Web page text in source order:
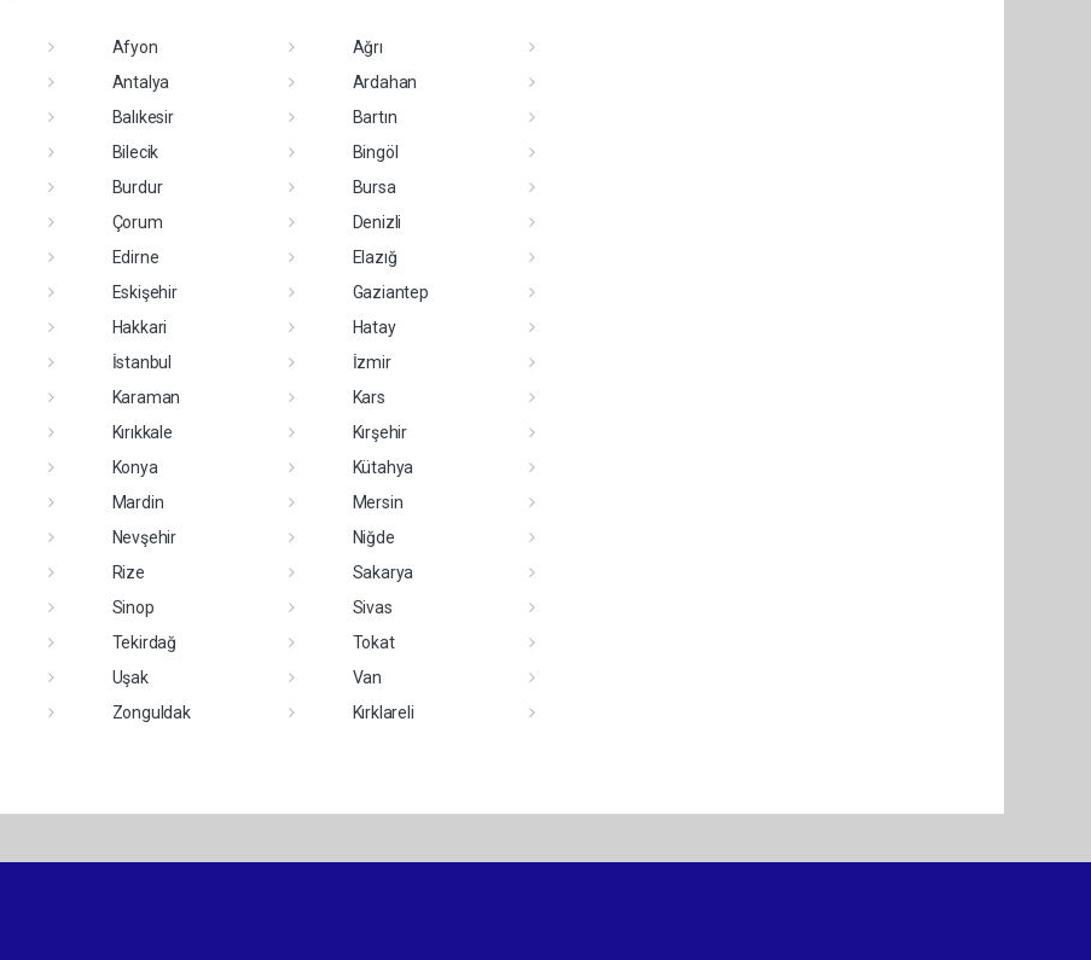
Afyon
Ağrı
Antalya
Ardahan
Balıkesir
Bartın
Bilecik
Bingöl
Burdur
Bursa
Çorum
Denizli
Edirne
Elazığ
Eskişehir
Gaziantep
Hakkari
Hatay
İstanbul
İzmir
Karaman
Kars
Kırıkkale
Kırşehir
Konya
Kütahya
Mardin
Mersin
Nevşehir
Niğde
Rize
Sakarya
Sinop
Sivas
Tekirdağ
Tokat
Uşak
Van
Zonguldak
Kırklareli